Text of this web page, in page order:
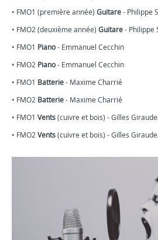
• FMO1 (première année) Guitare - Philippe
• FMO2 (deuxième année) Guitare - Philippe
• FMO1 Piano - Emmanuel Cecchin
• FMO2 Piano - Emmanuel Cecchin
• FMO1 Batterie - Maxime Charrié
• FMO2 Batterie - Maxime Charrié
• FMO1 Vents (cuivre et bois) - Gilles
• FMO2 Vents (cuivre et bois) - Gilles